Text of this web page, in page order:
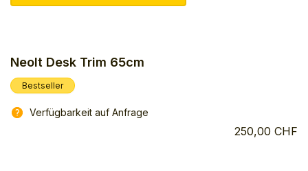
Neolt Desk Trim 65cm
Bestseller
Verfügbarkeit auf Anfrage
250,00 CHF